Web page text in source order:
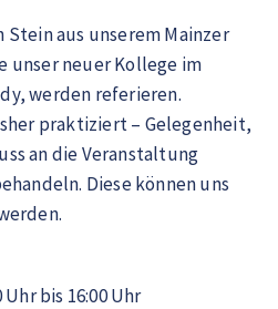
Stein aus unserem Mainzer
unser neuer Kollege im
werden referieren.
praktiziert – Gelegenheit,
an die Veranstaltung
Diese können uns
Uhr bis 16:00 Uhr